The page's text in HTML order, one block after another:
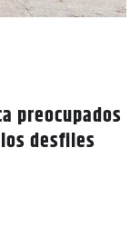
preocupados
desfiles